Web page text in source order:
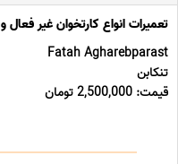
تعمیرات انواع کارتخوان غیر فعال و2G
Fatah Agharebparast
تنکابن
قیمت: 2,500,000 تومان